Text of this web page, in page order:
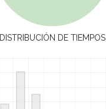
DISTRIBUCIÓN DE TIEMPOS